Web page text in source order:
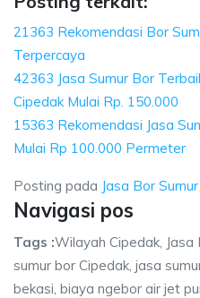
21363 Rekomendasi Bor
Terpercaya
42363 Jasa Sumur Bor
Cipedak Mulai Rp. 150.000
15363 Rekomendasi Jasa
Mulai Rp 100.000 Permeter
Posting pada Jasa Bor
Navigasi pos
Tags :Wilayah Cipedak, Jasa
sumur bor Cipedak, jasa
bekasi, biaya ngebor air jet